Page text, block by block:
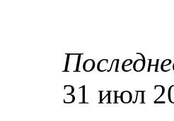
31 июл